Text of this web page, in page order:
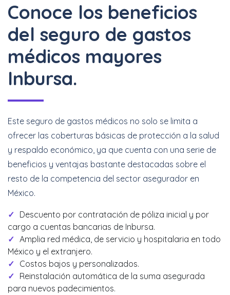
Conoce los beneficios
del seguro de gastos
médicos mayores
Inbursa.
Este seguro de gastos médicos no solo se limita a
ofrecer las coberturas básicas de protección a la salud
y respaldo económico, ya que cuenta con una serie de
beneficios y ventajas bastante destacadas sobre el
resto de la competencia del sector asegurador en
México.
Descuento por contratación de póliza inicial y por
cargo a cuentas bancarias de Inbursa.
Amplia red médica, de servicio y hospitalaria en todo
México y el extranjero.
Costos bajos y personalizados.
Reinstalación automática de la suma asegurada
para nuevos padecimientos.